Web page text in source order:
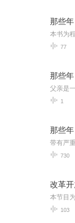
那些
77
那些
1
那些
730
改革
103